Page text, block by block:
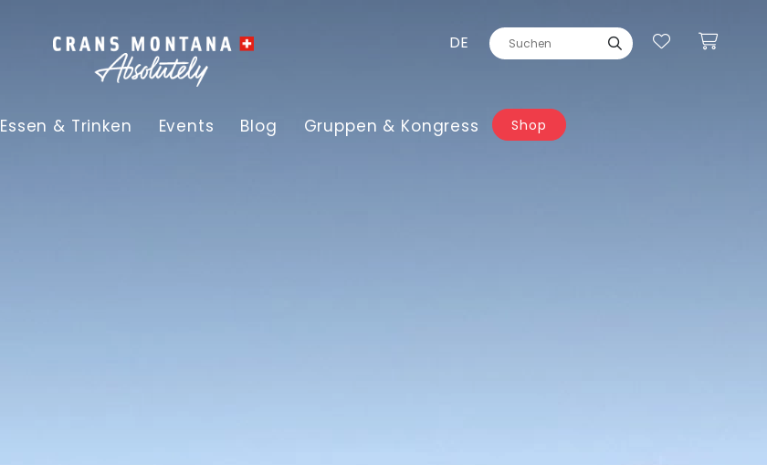
DE
Essen & Trinken Events Blog Gruppen & Kongress Shop